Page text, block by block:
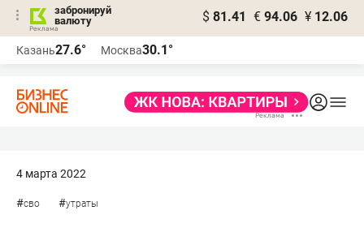
забронируй
валюту
$ 81.41 € 94.06 ¥ 12.06
Казань27.6° Москва30.1°
4 марта 2022
#сво #утраты